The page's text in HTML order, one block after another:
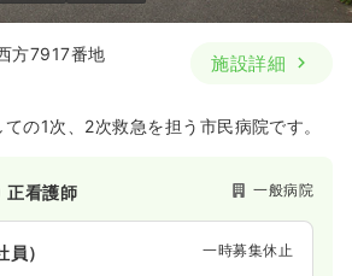
方7917番地
施設詳細
の1次、2次救急を担う市民病院です。
正看護師 一般病院
） 一時募集休止